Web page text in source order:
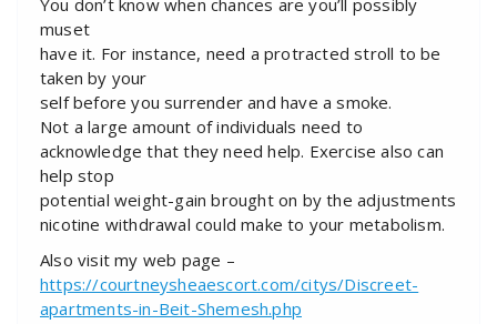
You don’t know when chances are you’ll possibly
muset
have it. For instance, need a protracted stroll to be
taken by your
self before you surrender and have a smoke.
Not a large amount of individuals need to
acknowledge that they need help. Exercise also can
help stop
potential weight-gain brought on by the adjustments
nicotine withdrawal could make to your metabolism.
Also visit my web page –
https://courtneysheaescort.com/citys/Discreet-
apartments-in-Beit-Shemesh.php